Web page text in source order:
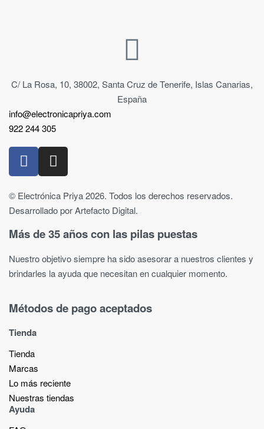
C/ La Rosa, 10, 38002, Santa Cruz de Tenerife, Islas Canarias,
España
info@electronicapriya.com
922 244 305
© Electrónica Priya 2026. Todos los derechos reservados.
Desarrollado por Artefacto Digital.
Más de 35 años con las pilas puestas
Nuestro objetivo siempre ha sido asesorar a nuestros clientes y
brindarles la ayuda que necesitan en cualquier momento.
Métodos de pago aceptados
Tienda
Tienda
Marcas
Lo más reciente​
Nuestras tiendas​
Ayuda